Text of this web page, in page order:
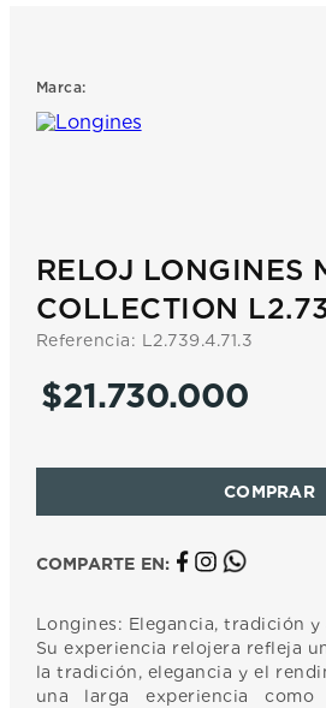
Marca:
RELOJ LONGINES
COLLECTION
Referencia: L2.739.4.71.3
$21.730.000
COMPARTE EN:
Longines: Elegancia, tradición
Su experiencia relojera refleja
la tradición, elegancia y el
una larga experiencia como